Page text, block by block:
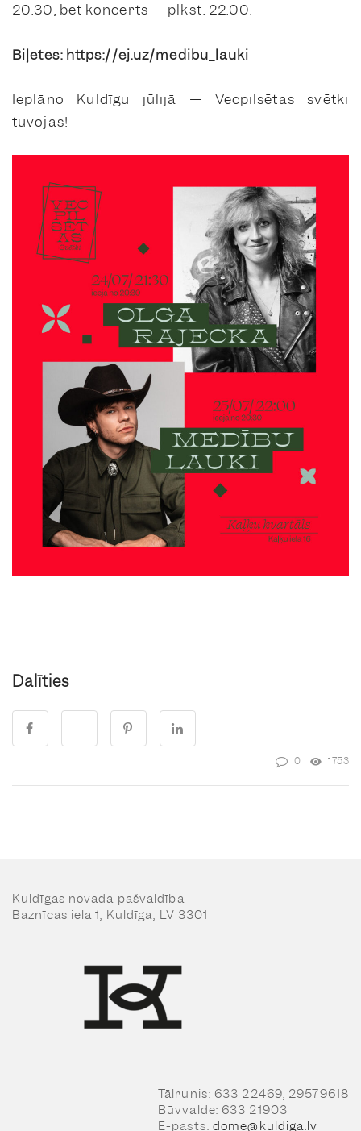
20.30, bet koncerts — plkst. 22.00.
Biļetes: https://ej.uz/medibu_lauki
Ieplāno Kuldīgu jūlijā — Vecpilsētas svētki
tuvojas!
Dalīties
0 1753
Kuldīgas novada pašvaldība
Baznīcas iela 1, Kuldīga, LV 3301
Tālrunis: 633 22469, 29579618
Būvvalde: 633 21903
E-pasts: dome@kuldiga.lv